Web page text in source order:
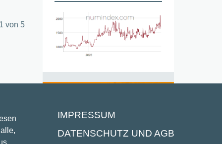
von 5
IMPRESSUM
DATENSCHUTZ UND AGB